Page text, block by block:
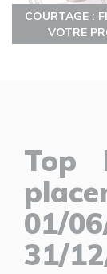
COURTAGE :
VOTRE
Top
01/
31/